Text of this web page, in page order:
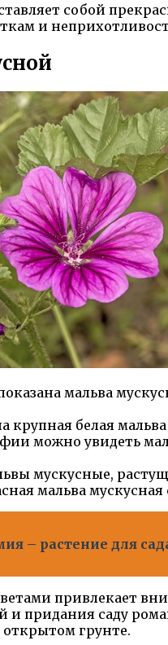
собой
и
мальва
крупная белая
можно увидеть
мускусные,
мальва
– растение для
привлекает
придания саду
открытом грунте.